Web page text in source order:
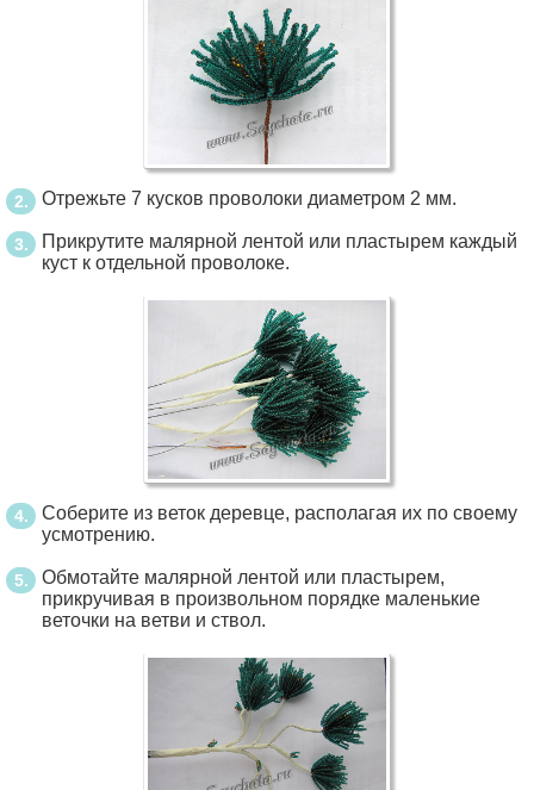
Отрежьте 7 кусков проволоки диаметром 2 мм.
Прикрутите малярной лентой или пластырем каждый
куст к отдельной проволоке.
Соберите из веток деревце, располагая их по своему
усмотрению.
Обмотайте малярной лентой или пластырем,
прикручивая в произвольном порядке маленькие
веточки на ветви и ствол.